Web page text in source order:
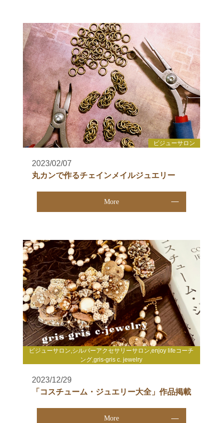
ビジューサロン
2023/02/07
丸カンで作るチェインメイルジュエリー
More
ビジューサロン,シルバーアクセサリーサロン,enjoy lifeコーチ
ング,gris-gris c. jewelry
2023/12/29
「コスチューム・ジュエリー大全」作品掲載
More